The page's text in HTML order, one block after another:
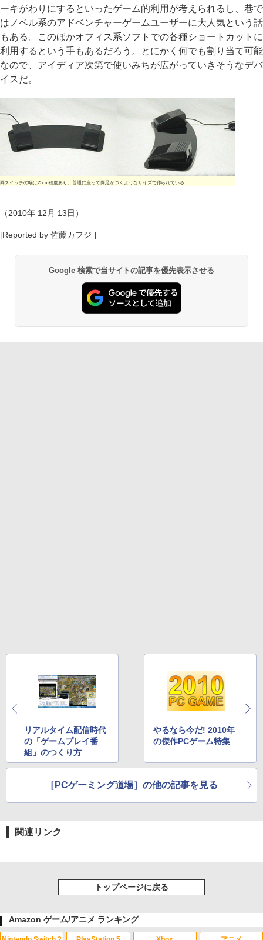
ーキがわりにするといったゲーム的利用が考えられるし、巷で
はノベル系のアドベンチャーゲームユーザーに大人気という話
もある。このほかオフィス系ソフトでの各種ショートカットに
利用するという手もあるだろう。とにかく何でも割り当て可能
なので、アイディア次第で使いみちが広がっていきそうなデバ
イスだ。
両スイッチの幅は25cm程度あり、普通に座って両足がつくようなサイズで作られている
（2010年 12月 13日）
[Reported by 佐藤カフジ ]
Google 検索で当サイトの記事を優先表示させる
リアルタイム配信時代
の「ゲームプレイ番
組」のつくり方
やるなら今だ! 2010年
の傑作PCゲーム特集
［PCゲーミング道場］の他の記事を見る
関連リンク
トップページに戻る
Amazon ゲーム/アニメ ランキング